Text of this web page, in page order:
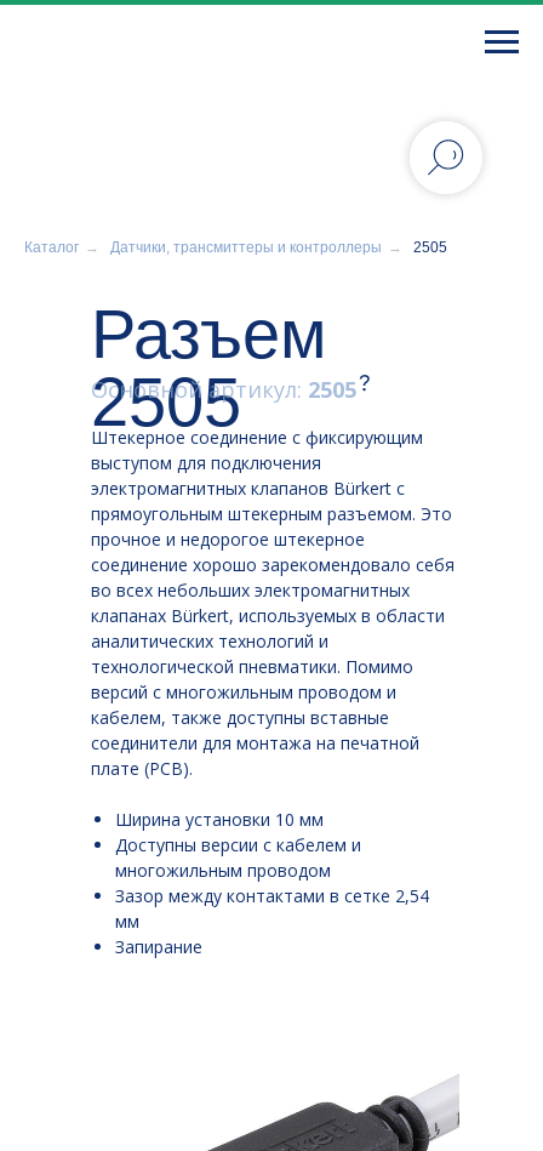
Каталог → Датчики, трансмиттеры и контроллеры → 2505
Разъем
2505
Штекерное соединение с фиксирующим
выступом для подключения
электромагнитных клапанов Bürkert с
прямоугольным штекерным разъемом. Это
прочное и недорогое штекерное
соединение хорошо зарекомендовало себя
во всех небольших электромагнитных
клапанах Bürkert, используемых в области
аналитических технологий и
технологической пневматики. Помимо
версий с многожильным проводом и
кабелем, также доступны вставные
соединители для монтажа на печатной
плате (PCB).
Ширина установки 10 мм
Доступны версии с кабелем и
многожильным проводом
Зазор между контактами в сетке 2,54
мм
Запирание
Основной артикул: 2505